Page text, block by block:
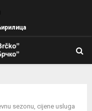
sezonu, cijene usluga